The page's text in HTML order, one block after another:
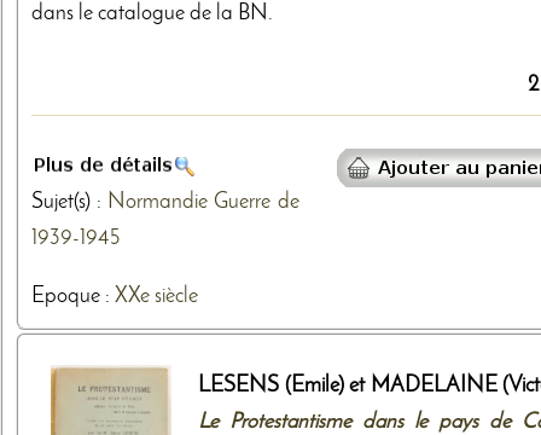
dans le catalogue de la BN.
Sujet(s) : Normandie Guerre de
1939-1945
Epoque : XXe siècle
LESENS (Emile) et MADELAINE
Le Protestantisme dans le pays de